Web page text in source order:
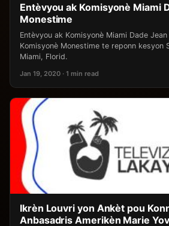
Entèvyou ak Komisyonè Miami
Monestime
Entèvyou ak Komisyonè Miami Dade
Komisyonè Monestime te reponn kesyon
Miami, Florid.
Jan 19, 2020 · 1 min read
Ikrèn Louvri yon Ankèt pou
Anbasadris Amerikèn Marie